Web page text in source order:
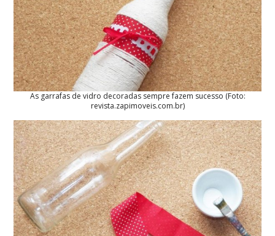
As garrafas de vidro decoradas sempre fazem sucesso (Foto:
revista.zapimoveis.com.br)